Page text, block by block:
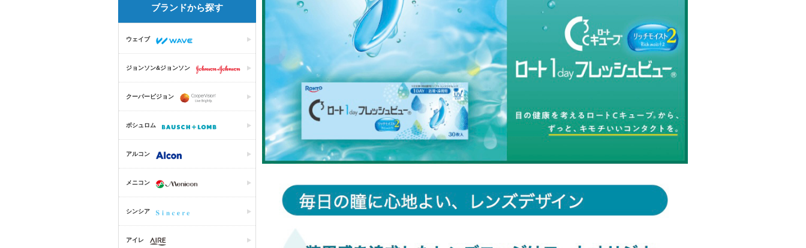
ブランドから探す
ウェイブ
ジョンソン&ジョンソン
クーパービジョン
ボシュロム
アルコン
メニコン
シンシア
アイレ